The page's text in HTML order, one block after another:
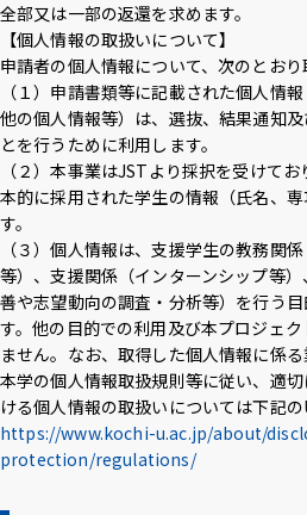
全部又は一部の返還を求めます。
【個人情報の取扱いについて】
申請者の個人情報について、次のとおり
（１）申請書類等に記載された個人情
他の個人情報等）は、選抜、結果通知
とを行うために利用します。
（２）本事業はJSTより採択を受けて
本的に採用された学生の情報（氏名、
す。
（３）個人情報は、支援学生の教務関
等）、支援関係（インターンシップ等
善や志望動向の調査・分析等）を行う
す。他の目的での利用及び本プロジェ
ません。なお、取得した個人情報に係
本学の個人情報取扱規則等に従い、適
ける個人情報の取扱いについては下記の
https://www.kochi-u.ac.jp/about/
protection/regulations/